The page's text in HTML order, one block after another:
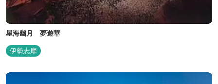
星海幽月 夢遊華
伊勢志摩